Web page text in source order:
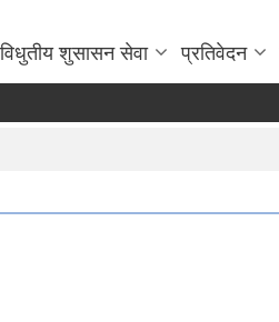
विधुतीय शुसासन सेवा प्रतिवेदन